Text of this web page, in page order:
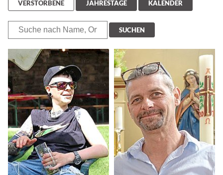
VERSTORBENE JAHRESTAGE KALENDER
SUCHEN